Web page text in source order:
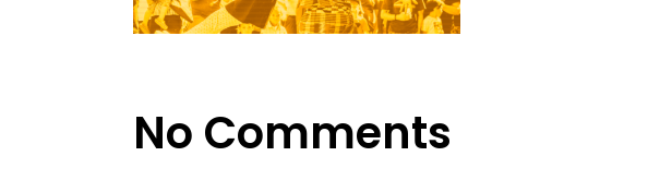
No Comments